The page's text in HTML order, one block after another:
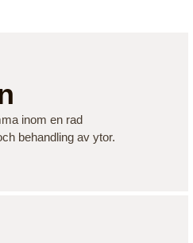
inom en rad
behandling av ytor.